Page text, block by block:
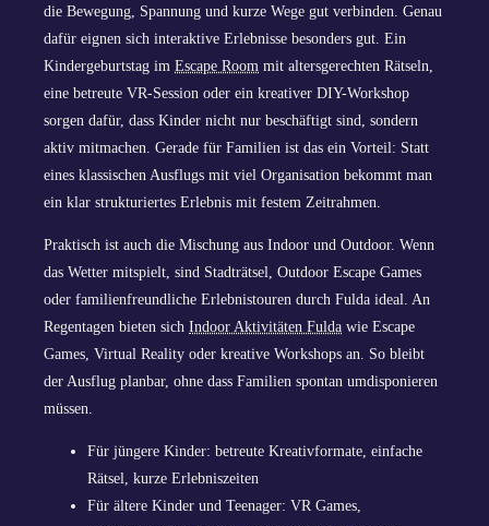
die Bewegung, Spannung und kurze Wege gut verbinden. Genau
dafür eignen sich interaktive Erlebnisse besonders gut. Ein
Kindergeburtstag im Escape Room mit altersgerechten Rätseln,
eine betreute VR-Session oder ein kreativer DIY-Workshop
sorgen dafür, dass Kinder nicht nur beschäftigt sind, sondern
aktiv mitmachen. Gerade für Familien ist das ein Vorteil: Statt
eines klassischen Ausflugs mit viel Organisation bekommt man
ein klar strukturiertes Erlebnis mit festem Zeitrahmen.
Praktisch ist auch die Mischung aus Indoor und Outdoor. Wenn
das Wetter mitspielt, sind Stadträtsel, Outdoor Escape Games
oder familienfreundliche Erlebnistouren durch Fulda ideal. An
Regentagen bieten sich Indoor Aktivitäten Fulda wie Escape
Games, Virtual Reality oder kreative Workshops an. So bleibt
der Ausflug planbar, ohne dass Familien spontan umdisponieren
müssen.
Für jüngere Kinder: betreute Kreativformate, einfache
Rätsel, kurze Erlebniszeiten
Für ältere Kinder und Teenager: VR Games,